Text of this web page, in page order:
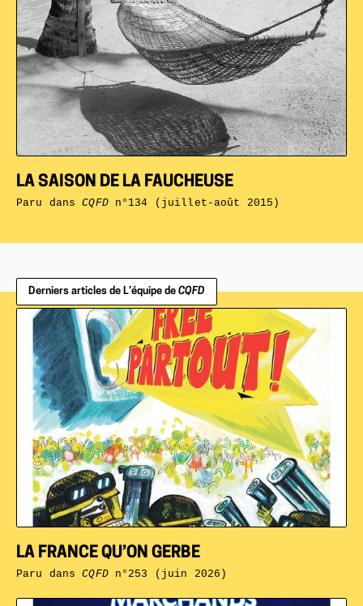
LA SAISON DE LA FAUCHEUSE
Paru dansCQFDn°134 (juillet-août 2015)
Derniers articles de L’équipe de CQFD
LA FRANCE QU’ON GERBE
Paru dansCQFDn°253 (juin 2026)